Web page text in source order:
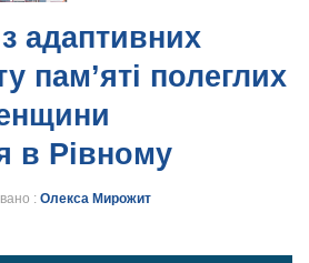
адаптивних
пам’яті полеглих
в Рівному
: Олекса Мирожит